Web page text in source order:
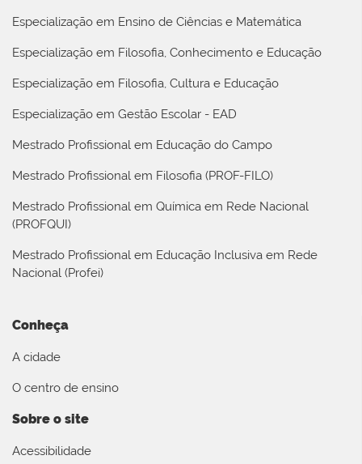
Especialização em Ensino de Ciências e Matemática
Especialização em Filosofia, Conhecimento e Educação
Especialização em Filosofia, Cultura e Educação
Especialização em Gestão Escolar - EAD
Mestrado Profissional em Educação do Campo
Mestrado Profissional em Filosofia (PROF-FILO)
Mestrado Profissional em Química em Rede Nacional
(PROFQUI)
Mestrado Profissional em Educação Inclusiva em Rede
Nacional (Profei)
Conheça
A cidade
O centro de ensino
Sobre o site
Acessibilidade